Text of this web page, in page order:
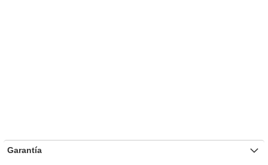
Garantía